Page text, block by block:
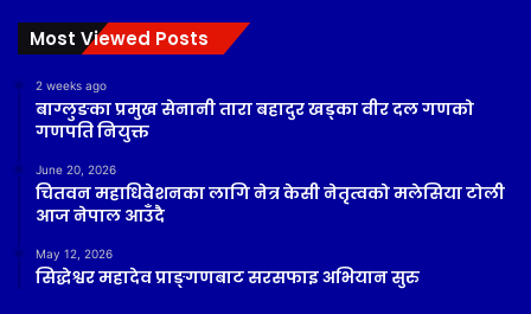
Most Viewed Posts
2 weeks ago
बाग्लुङका प्रमुख सेनानी तारा बहादुर खड्का वीर दल गणको
गणपति नियुक्त
June 20, 2026
चितवन महाधिवेशनका लागि नेत्र केसी नेतृत्वको मलेसिया टोली
आज नेपाल आउँदै
May 12, 2026
सिद्धेश्वर महादेव प्राङ्गणबाट सरसफाइ अभियान सुरु